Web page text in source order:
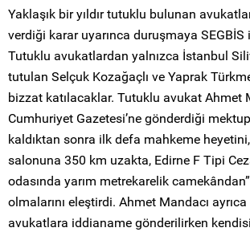
Yaklaşık bir yıldır tutuklu bulunan
verdiği karar uyarınca duruşmaya
Tutuklu avukatlardan yalnızca İstanbul
tutulan Selçuk Kozağaçlı ve Yaprak
bizzat katılacaklar. Tutuklu avukat Ahmet
Cumhuriyet Gazetesi’ne gönderdiği
kaldıktan sonra ilk defa mahkeme
salonuna 350 km uzakta, Edirne F Tipi
odasında yarım metrekarelik
olmalarını eleştirdi. Ahmet Mandacı
avukatlara iddianame gönderilirken